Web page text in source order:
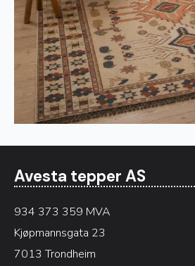
Avesta tepper AS
934 373 359 MVA
Kjøpmannsgata 23
7013 Trondheim